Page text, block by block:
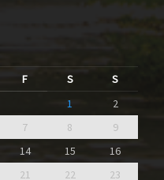
F S
S
1
2
7 8
9
14 15
16
21 22 23